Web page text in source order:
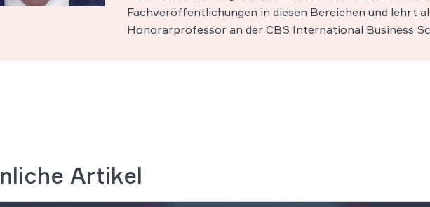
Fachveröffentlichungen in diesen Bereichen und lehrt
Honorarprofessor an der CBS International Business
Artikel